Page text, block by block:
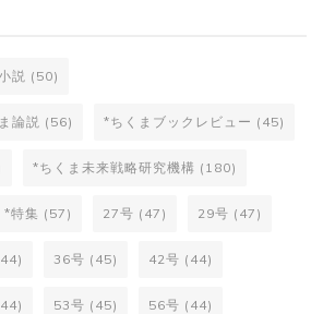
説 (50)
論説 (56) *ちくまブックレビュー (45)
*ちくま未来戦略研究機構 (180)
*特集 (57) 27号 (47) 29号 (47)
36号 (45) 42号 (44)
53号 (45) 56号 (44)